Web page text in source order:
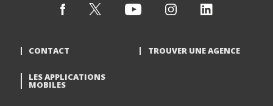
CONTACT TROUVER UNE AGENCE
LES APPLICATIONS
MOBILES